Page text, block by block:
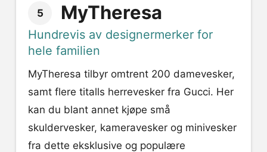
5 MyTheresa
Hundrevis av designermerker for
hele familien
MyTheresa tilbyr omtrent 200 damevesker,
samt flere titalls herrevesker fra Gucci. Her
kan du blant annet kjøpe små
skuldervesker, kameravesker og minivesker
fra dette eksklusive og populære